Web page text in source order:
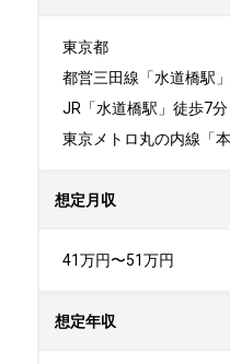
東京都
都営三田線「水道橋駅
JR「水道橋駅」徒歩7分
東京メトロ丸の内線「
想定月収
41万円〜51万円
想定年収